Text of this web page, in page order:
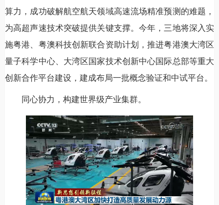
算力，成功破解航空航天领域高速流场精准预测的难题，
为高超声速技术突破提供关键支撑。今年，三地将深入实
施粤港、粤澳科技创新联合资助计划，推进粤港澳大湾区
量子科学中心、大湾区国家技术创新中心国际总部等重大
创新合作平台建设，建成布局一批概念验证和中试平台。
同心协力，构建世界级产业集群。